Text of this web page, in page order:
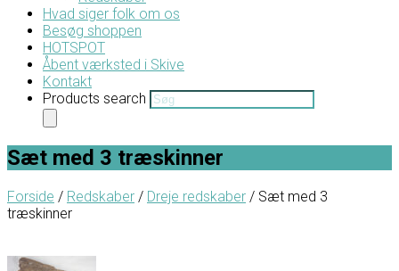
Hvad siger folk om os
Besøg shoppen
HOTSPOT
Åbent værksted i Skive
Kontakt
Products search
Sæt med 3 træskinner
Forside / Redskaber / Dreje redskaber / Sæt med 3
træskinner